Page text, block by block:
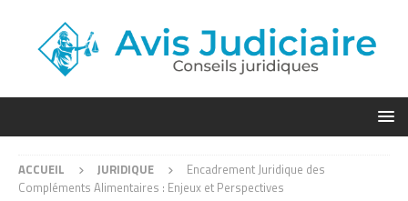
ACCUEIL JURIDIQUE
Encadrement Juridique des
Compléments Alimentaires : Enjeux et Perspectives